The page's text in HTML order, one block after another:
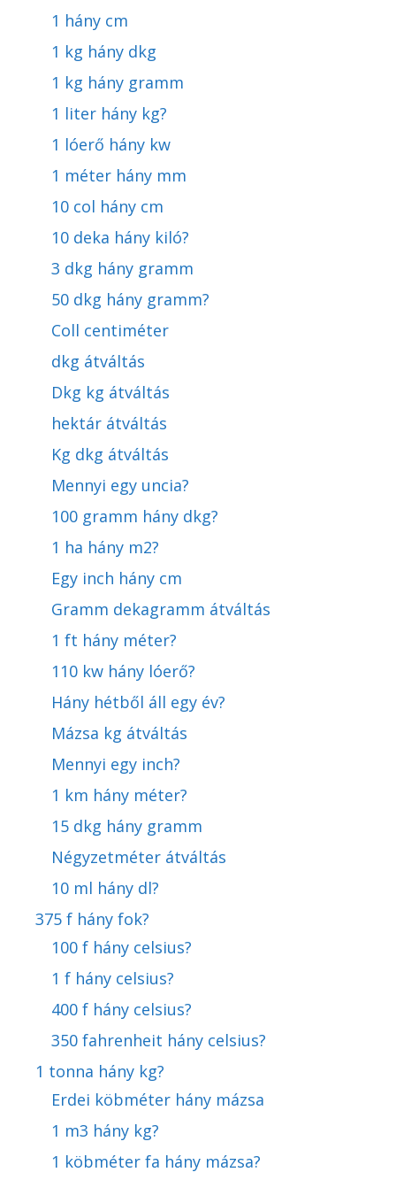
1 hány cm
1 kg hány dkg
1 kg hány gramm
1 liter hány kg?
1 lóerő hány kw
1 méter hány mm
10 col hány cm
10 deka hány kiló?
3 dkg hány gramm
50 dkg hány gramm?
Coll centiméter
dkg átváltás
Dkg kg átváltás
hektár átváltás
Kg dkg átváltás
Mennyi egy uncia?
100 gramm hány dkg?
1 ha hány m2?
Egy inch hány cm
Gramm dekagramm átváltás
1 ft hány méter?
110 kw hány lóerő?
Hány hétből áll egy év?
Mázsa kg átváltás
Mennyi egy inch?
1 km hány méter?
15 dkg hány gramm
Négyzetméter átváltás
10 ml hány dl?
375 f hány fok?
100 f hány celsius?
1 f hány celsius?
400 f hány celsius?
350 fahrenheit hány celsius?
1 tonna hány kg?
Erdei köbméter hány mázsa
1 m3 hány kg?
1 köbméter fa hány mázsa?